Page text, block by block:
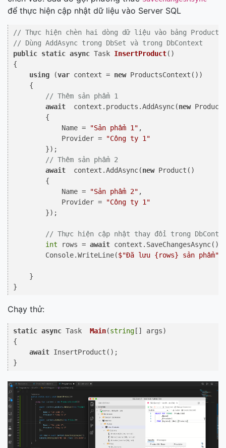
để thực hiện cập nhật dữ liệu vào Server SQL
// Thực hiện chèn hai dòng dữ liệu vào bảng Product
// Dùng AddAsync trong DbSet và trong DbContext
public static async Task InsertProduct()
{
using (var context = new ProductsContext())
    {
// Thêm sản phẩm 1
await
  context.products.AddAsync(
new Product
        {
            Name =
"Sản phẩm 1" ,
            Provider =
"Công ty 1"
        });
// Thêm sản phẩm 2
await
  context.AddAsync(
new Product()
        {
            Name =
"Sản phẩm 2" ,
            Provider =
"Công ty 1"
        });
// Thực hiện cập nhật thay đổi trong
int rows = await context.SaveChangesAsync();
        Console.WriteLine(
$"Đã lưu {rows} sản phẩm"
    }
Chạy thử:
static async Task Main(string [] args)
{
await InsertProduct();